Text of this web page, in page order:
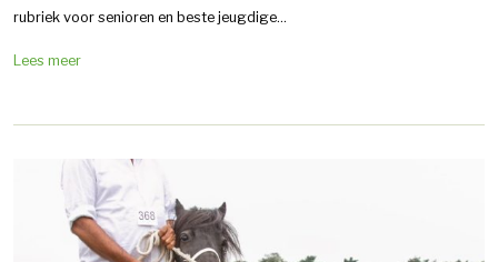
rubriek voor senioren en beste jeugdige...
Lees meer